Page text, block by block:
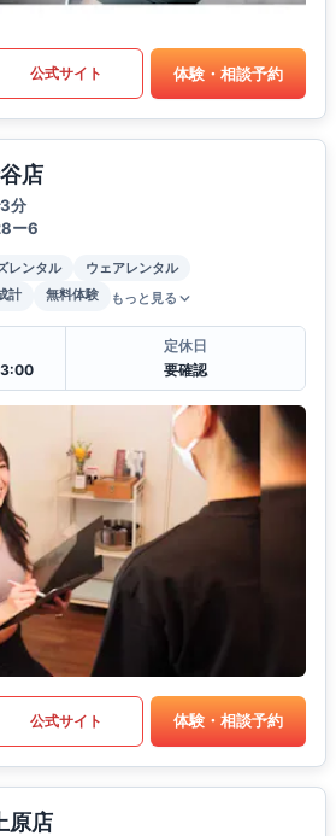
公式サイト 体験・相談予約
店
分
ー6
レンタル
ウェアレンタル
計 無料体験 もっと見る
定休日
要確認
公式サイト 体験・相談予約
原店